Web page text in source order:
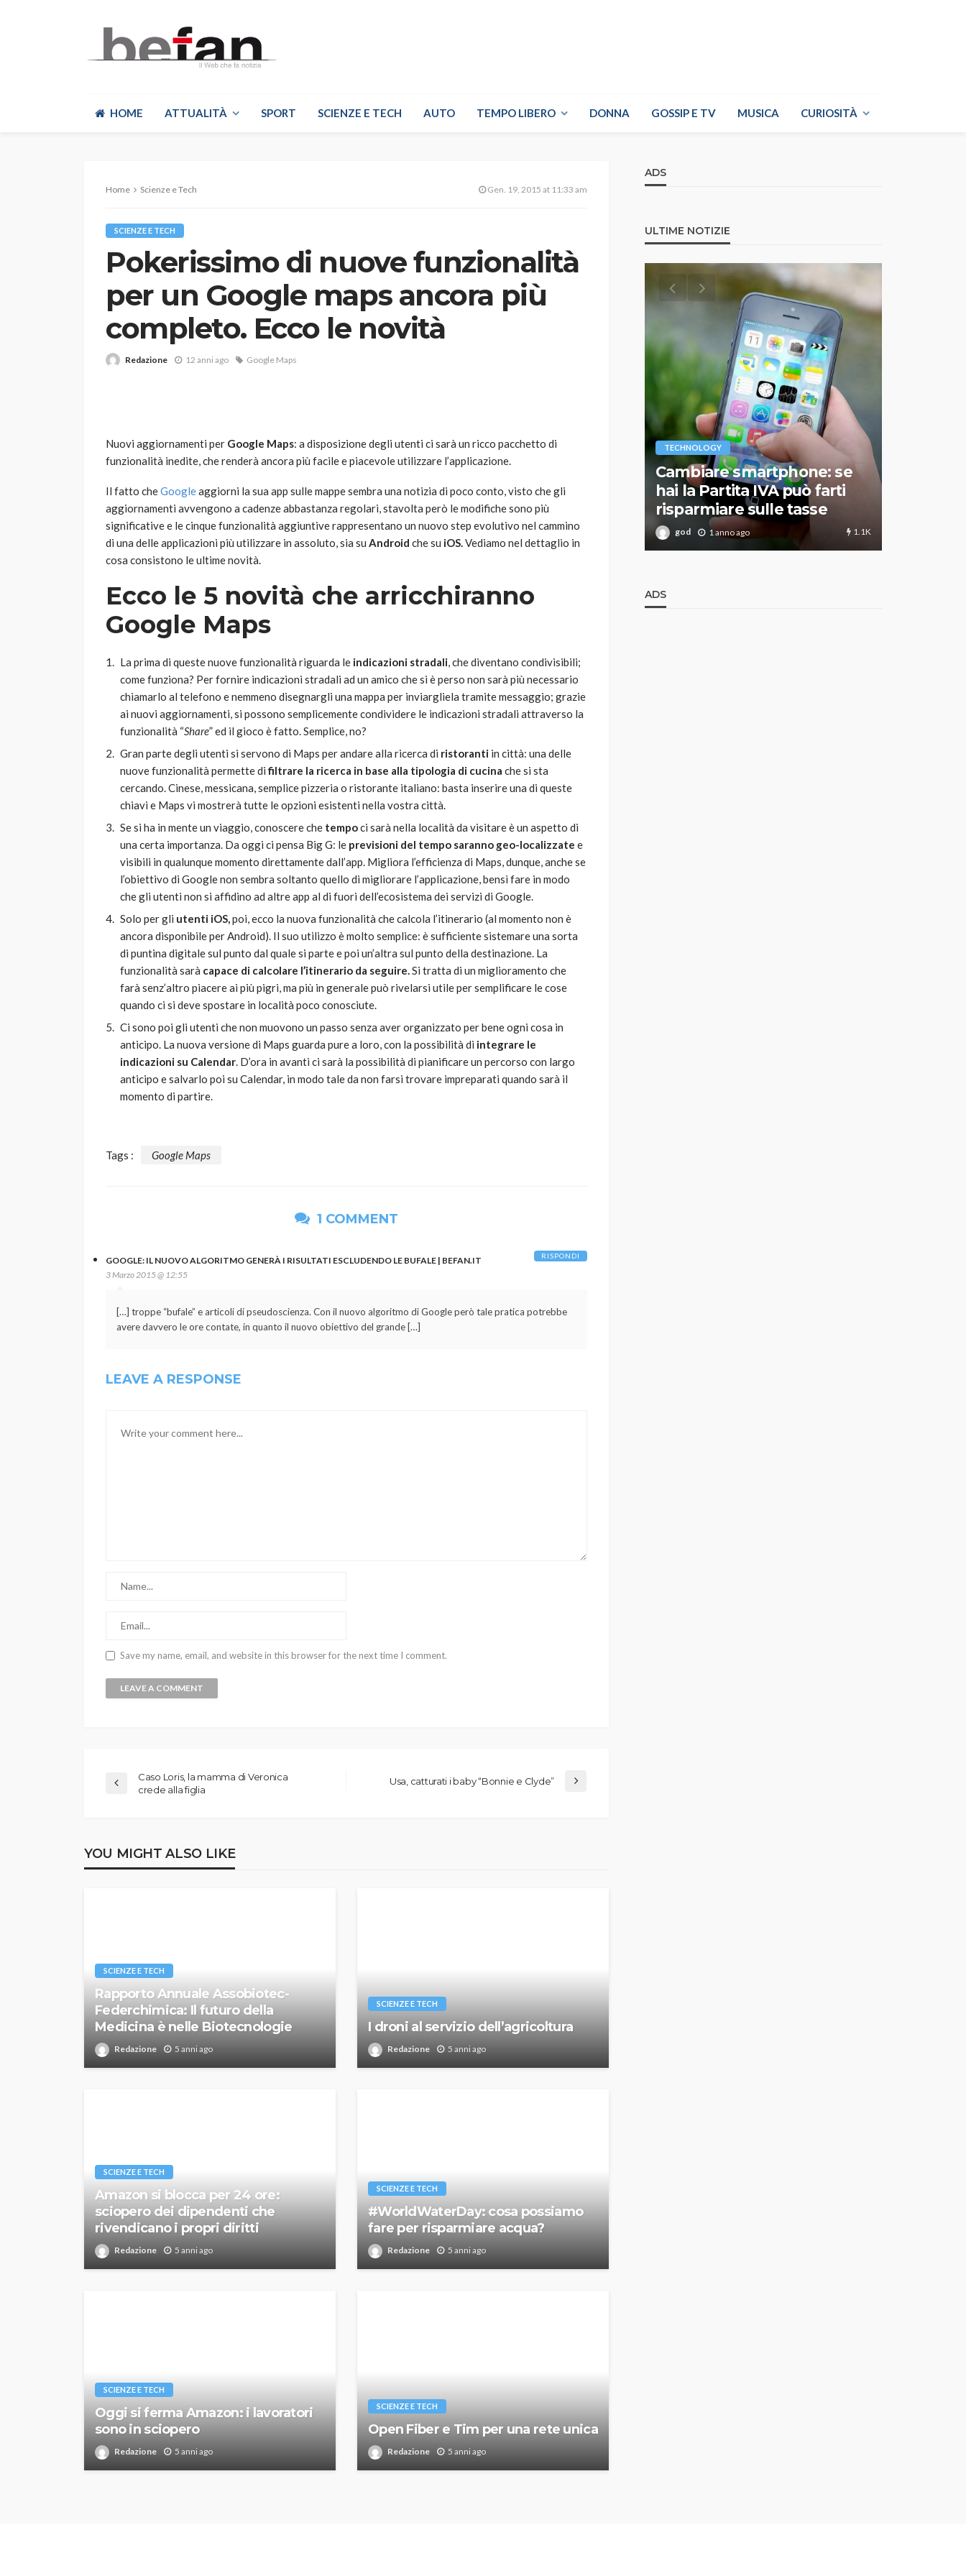
HOME ATTUALITÀ SPORT SCIENZE E TECH AUTO TEMPO LIBERO DONNA GOSSIP E TV MUSICA CURIOSITÀ
Home Scienze e Tech Gen. 19, 2015 at 11:33 am
SCIENZE E TECH
Pokerissimo di nuove funzionalità
per un Google maps ancora più
completo. Ecco le novità
Redazione 12 anni ago Google Maps
Nuovi aggiornamenti per Google Maps: a disposizione degli utenti ci sarà un ricco pacchetto di
funzionalità inedite, che renderà ancora più facile e piacevole utilizzare l’applicazione.
Il fatto cheGoogleaggiorni la sua app sulle mappe sembra una notizia di poco conto, visto che gli
aggiornamenti avvengono a cadenze abbastanza regolari, stavolta però le modifiche sono più
significative e le cinque funzionalità aggiuntive rappresentano un nuovo step evolutivo nel cammino
di una delle applicazioni più utilizzare in assoluto, sia su Android che su iOS.Vediamo nel dettaglio in
cosa consistono le ultime novità.
Ecco le 5 novità che arricchiranno
Google Maps
La prima di queste nuove funzionalità riguarda le indicazioni stradali, che diventano condivisibili;
come funziona? Per fornire indicazioni stradali ad un amico che si è perso non sarà più necessario
chiamarlo al telefono e nemmeno disegnargli una mappa per inviargliela tramite messaggio; grazie
ai nuovi aggiornamenti, si possono semplicemente condividere le indicazioni stradali attraverso la
funzionalità “Share” ed il gioco è fatto. Semplice, no?
Gran parte degli utenti si servono di Maps per andare alla ricerca di ristoranti in città: una delle
nuove funzionalità permette difiltrare la ricerca in base alla tipologia di cucina che si sta
cercando. Cinese, messicana, semplice pizzeria o ristorante italiano: basta inserire una di queste
chiavi e Maps vi mostrerà tutte le opzioni esistenti nella vostra città.
Se si ha in mente un viaggio, conoscere che tempoci sarà nella località da visitare è un aspetto di
una certa importanza. Da oggi ci pensa Big G: le previsioni del tempo saranno geo-localizzate e
visibili in qualunque momento direttamente dall’app. Migliora l’efficienza di Maps, dunque, anche se
l’obiettivo di Google non sembra soltanto quello di migliorare l’applicazione, bensì fare in modo
che gli utenti non si affidino ad altre app al di fuori dell’ecosistema dei servizi di Google.
Solo per gli utenti iOS,poi, ecco la nuova funzionalità che calcola l’itinerario (al momento non è
ancora disponibile per Android). Il suo utilizzo è molto semplice: è sufficiente sistemare una sorta
di puntina digitale sul punto dal quale si parte e poi un’altra sul punto della destinazione. La
funzionalità sarà capace di calcolare l’itinerario da seguire.Si tratta di un miglioramento che
farà senz’altro piacere ai più pigri, ma più in generale può rivelarsi utile per semplificare le cose
quando ci si deve spostare in località poco conosciute.
Ci sono poi gli utenti che non muovono un passo senza aver organizzato per bene ogni cosa in
anticipo. La nuova versione di Maps guarda pure a loro, con la possibilità di integrare le
indicazioni su Calendar. D’ora in avanti ci sarà la possibilità di pianificare un percorso con largo
anticipo e salvarlo poi su Calendar, in modo tale da non farsi trovare impreparati quando sarà il
momento di partire.
Tags : Google Maps
1 COMMENT
GOOGLE: IL NUOVO ALGORITMO GENERÀ I RISULTATI ESCLUDENDO LE BUFALE | BEFAN.IT
3 Marzo 2015 @ 12:55
[…] troppe “bufale” e articoli di pseudoscienza. Con il nuovo algoritmo di Google però tale pratica potrebbe
avere davvero le ore contate, in quanto il nuovo obiettivo del grande […]
RISPONDI
LEAVE A RESPONSE
Save my name, email, and website in this browser for the next time I comment.
Caso Loris, la mamma di Veronica
crede alla figlia
Usa, catturati i baby “Bonnie e Clyde”
YOU MIGHT ALSO LIKE
SCIENZE E TECH
Rapporto Annuale Assobiotec-
Federchimica: Il futuro della
Medicina è nelle Biotecnologie
Redazione 5 anni ago
SCIENZE E TECH
I droni al servizio dell’agricoltura
Redazione 5 anni ago
SCIENZE E TECH
Amazon si blocca per 24 ore:
sciopero dei dipendenti che
rivendicano i propri diritti
Redazione 5 anni ago
SCIENZE E TECH
#WorldWaterDay: cosa possiamo
fare per risparmiare acqua?
Redazione 5 anni ago
SCIENZE E TECH
Oggi si ferma Amazon: i lavoratori
sono in sciopero
Redazione 5 anni ago
SCIENZE E TECH
Open Fiber e Tim per una rete unica
Redazione 5 anni ago
ADS
ULTIME NOTIZIE
VARIE
Robot tagliaerba: quale
scegliere per il tuo prato
god 1 anno ago 786
Davis: tennis mondiale e
passione per
l’automobilismo
abbracciano la stessa causa
god 9 mesi ago
TECHNOLOGY
Cambiare smartphone: se
hai la Partita IVA può farti
risparmiare sulle tasse
god 1 anno ago 1.1K
ADS